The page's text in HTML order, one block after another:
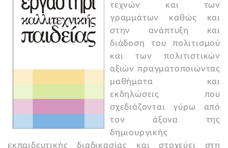
τεχνών και των
γραμμάτων καθώς και
στην ανάπτυξη και
διάδοση του πολιτισμού
και των πολιτιστικών
αξιών πραγματοποιώντας
μαθήματα και
εκδηλώσεις που
σχεδιάζονται γύρω από
τον άξονα της
δημιουργικής
εκπαιδευτικής διαδικασίας και στοχεύει στη